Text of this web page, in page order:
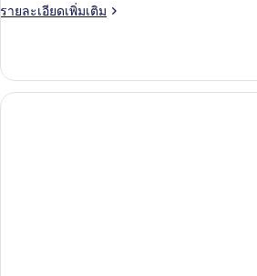
เตียง
ไซส์
รายละเอียดเพิ่มเติม
ราย
เกี่ยว
กับ
ห้อง